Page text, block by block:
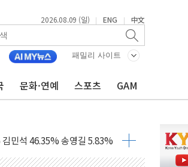
2026.08.09 (일) | ENG | 中文
패밀리 사이트
문화·연예 스포츠 GAM
어선다